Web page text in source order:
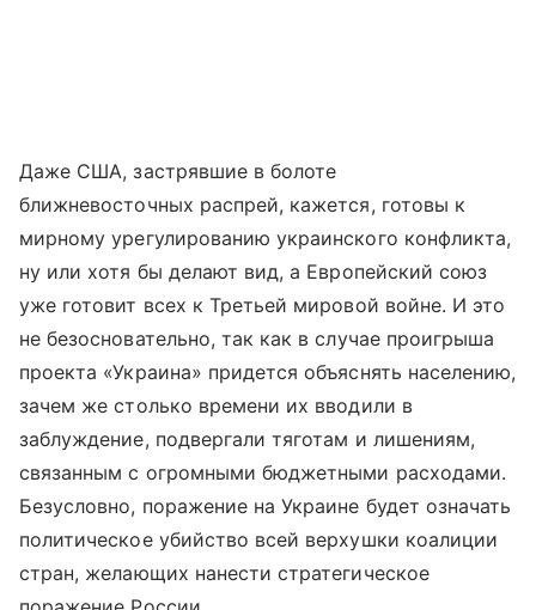
Даже США, застрявшие в болоте
ближневосточных распрей, кажется, готовы к
мирному урегулированию украинского конфликта,
ну или хотя бы делают вид, а Европейский союз
уже готовит всех к Третьей мировой войне. И это
не безосновательно, так как в случае проигрыша
проекта «Украина» придется объяснять населению,
зачем же столько времени их вводили в
заблуждение, подвергали тяготам и лишениям,
связанным с огромными бюджетными расходами.
Безусловно, поражение на Украине будет означать
политическое убийство всей верхушки коалиции
стран, желающих нанести стратегическое